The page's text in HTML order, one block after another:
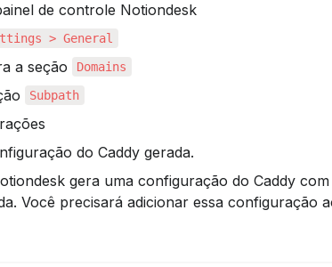
de controle Notiondesk
> General
a seção Domains
Subpath
do Caddy gerada.
gera uma configuração do Caddy
Você precisará adicionar essa configuração